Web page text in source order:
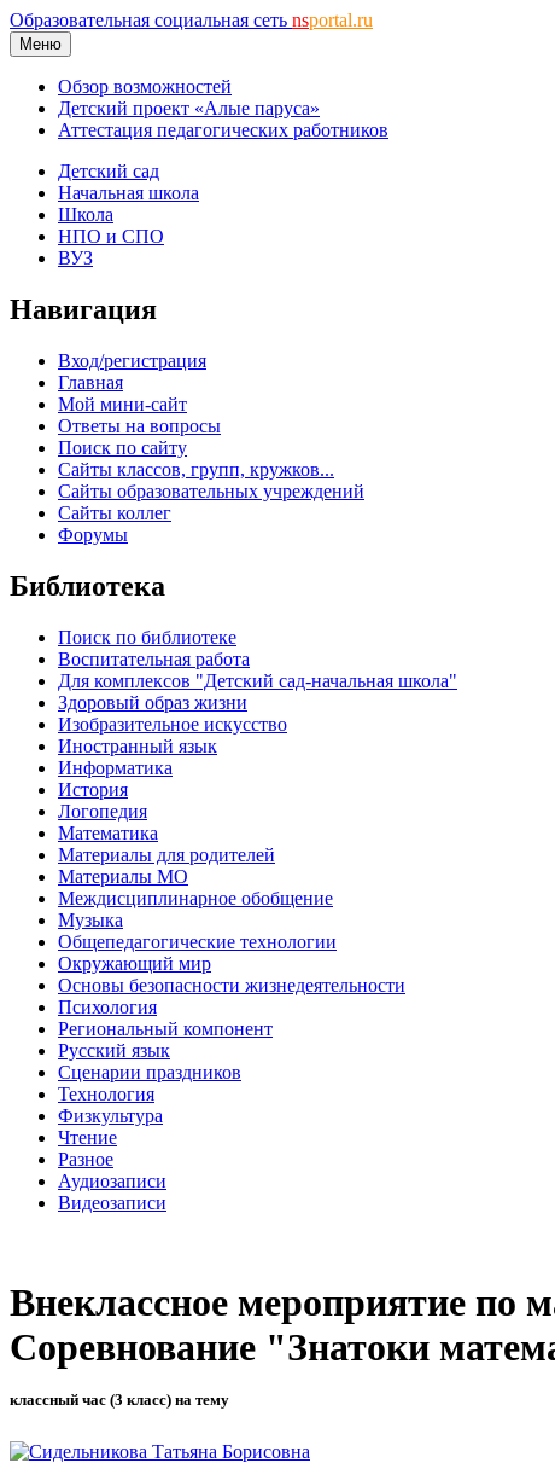
Образовательная социальная сеть nsportal.ru
Меню
Обзор возможностей
Детский проект «Алые паруса»
Аттестация педагогических работников
Детский сад
Начальная школа
Школа
НПО и СПО
ВУЗ
Навигация
Вход/регистрация
Главная
Мой мини-сайт
Ответы на вопросы
Поиск по сайту
Сайты классов, групп, кружков...
Сайты образовательных учреждений
Сайты коллег
Форумы
Библиотека
Поиск по библиотеке
Воспитательная работа
Для комплексов "Детский сад-начальная школа"
Здоровый образ жизни
Изобразительное искусство
Иностранный язык
Информатика
История
Логопедия
Математика
Материалы для родителей
Материалы МО
Междисциплинарное обобщение
Музыка
Общепедагогические технологии
Окружающий мир
Основы безопасности жизнедеятельности
Психология
Региональный компонент
Русский язык
Сценарии праздников
Технология
Физкультура
Чтение
Разное
Аудиозаписи
Видеозаписи
Внеклассное мероприятие по
Соревнование "Знатоки
классный час (3 класс) на тему